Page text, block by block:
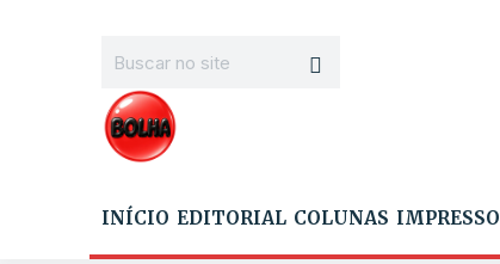
INÍCIO EDITORIAL COLUNAS IMPRESSO